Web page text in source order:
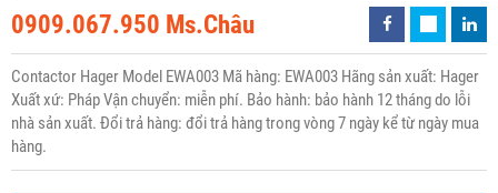
0909.067.950 Ms.Châu
Contactor Hager Model EWA003 Mã hàng: EWA003 Hãng sản xuất: Hager
Xuất xứ: Pháp Vận chuyển: miễn phí. Bảo hành: bảo hành 12 tháng do lỗi
nhà sản xuất. Đổi trả hàng: đổi trả hàng trong vòng 7 ngày kể từ ngày mua
hàng.